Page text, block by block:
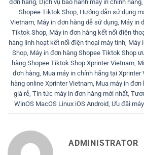
đơn hàng, Dịch vụ bảo hành máy in chính hãng,
Shopee Tiktok Shop, Hướng dẫn sử dụng
Vietnam, Máy in đơn hàng dễ sử dụng, Máy in
Tiktok Shop, Máy in đơn hàng kết nối điện
hàng linh hoạt kết nối điện thoại máy tính, Máy
Shop, Máy in đơn hàng Shopee Tiktok Shop
hàng Shopee Tiktok Shop Xprinter Vietnam,
đơn hàng, Mua máy in chính hãng tại Xprinter
hàng online Xprinter Vietnam, Mua máy in đơn
giá rẻ, Tin tức máy in đơn hàng mới nhất,
WinOS MacOS Linux iOS Android, Ưu đãi
ADMINISTRATOR